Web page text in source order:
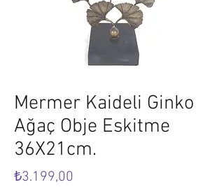
Mermer Kaideli Ginko
Ağaç Obje Eskitme
36X21cm.
₺3.199,00